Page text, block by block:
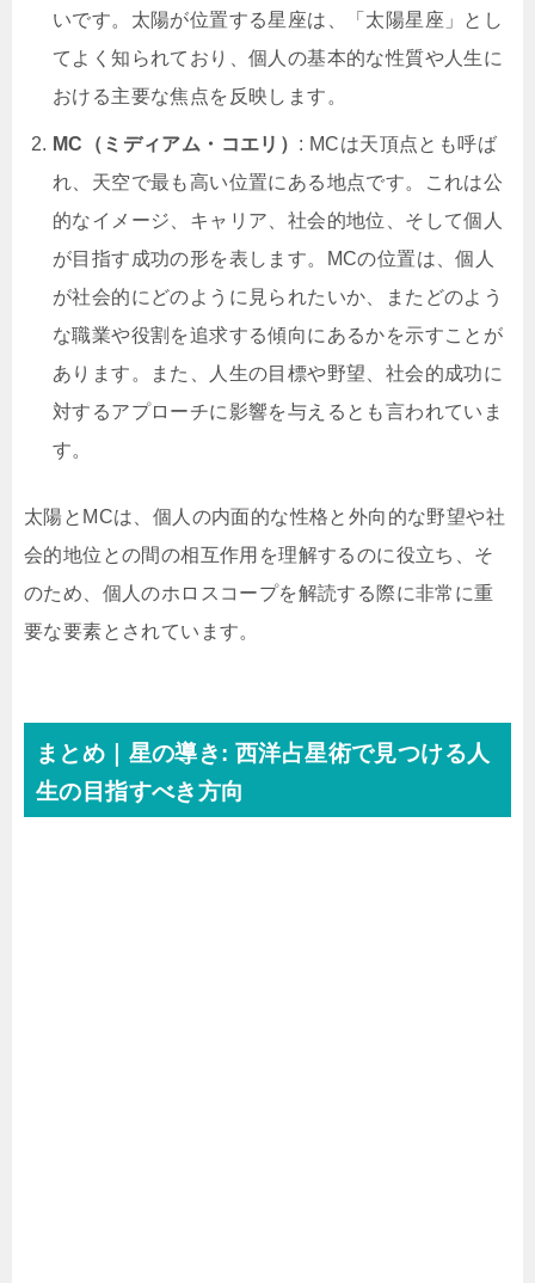
いです。太陽が位置する星座は、「太陽星座」とし
てよく知られており、個人の基本的な性質や人生に
おける主要な焦点を反映します。
MC（ミディアム・コエリ） : MCは天頂点とも呼ば
れ、天空で最も高い位置にある地点です。これは公
的なイメージ、キャリア、社会的地位、そして個人
が目指す成功の形を表します。MCの位置は、個人
が社会的にどのように見られたいか、またどのよう
な職業や役割を追求する傾向にあるかを示すことが
あります。また、人生の目標や野望、社会的成功に
対するアプローチに影響を与えるとも言われていま
す。
太陽とMCは、個人の内面的な性格と外向的な野望や社
会的地位との間の相互作用を理解するのに役立ち、そ
のため、個人のホロスコープを解読する際に非常に重
要な要素とされています。
まとめ｜星の導き: 西洋占星術で見つける人
生の目指すべき方向